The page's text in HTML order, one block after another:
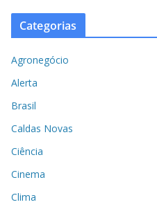
Categorias
Agronegócio
Alerta
Brasil
Caldas Novas
Ciência
Cinema
Clima